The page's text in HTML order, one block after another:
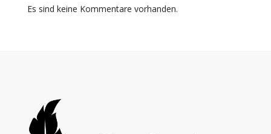
Es sind keine Kommentare vorhanden.